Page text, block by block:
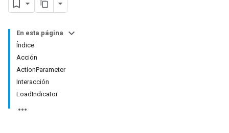
En esta página
Índice
Acción
ActionParameter
Interacción
LoadIndicator